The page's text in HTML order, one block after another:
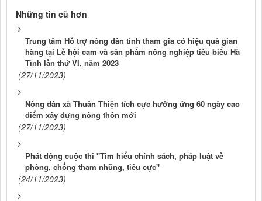
Những tin cũ hơn
Trung tâm Hỗ trợ nông dân tỉnh tham gia có hiệu quả gian
hàng tại Lễ hội cam và sản phẩm nông nghiệp tiêu biểu Hà
Tĩnh lần thứ VI, năm 2023
(27/11/2023)
Nông dân xã Thuần Thiện tích cực hưởng ứng 60 ngày cao
điểm xây dựng nông thôn mới
(27/11/2023)
Phát động cuộc thi "Tìm hiểu chính sách, pháp luật về
phòng, chống tham nhũng, tiêu cực"
(24/11/2023)